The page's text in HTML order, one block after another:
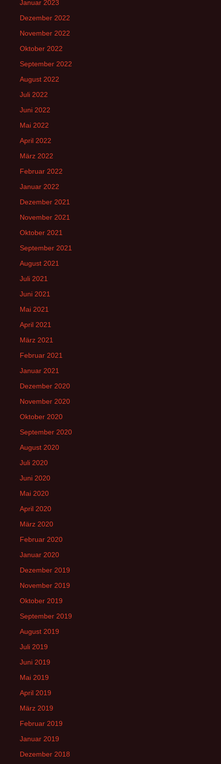
Januar 2023
Dezember 2022
November 2022
Oktober 2022
September 2022
August 2022
Juli 2022
Juni 2022
Mai 2022
April 2022
März 2022
Februar 2022
Januar 2022
Dezember 2021
November 2021
Oktober 2021
September 2021
August 2021
Juli 2021
Juni 2021
Mai 2021
April 2021
März 2021
Februar 2021
Januar 2021
Dezember 2020
November 2020
Oktober 2020
September 2020
August 2020
Juli 2020
Juni 2020
Mai 2020
April 2020
März 2020
Februar 2020
Januar 2020
Dezember 2019
November 2019
Oktober 2019
September 2019
August 2019
Juli 2019
Juni 2019
Mai 2019
April 2019
März 2019
Februar 2019
Januar 2019
Dezember 2018